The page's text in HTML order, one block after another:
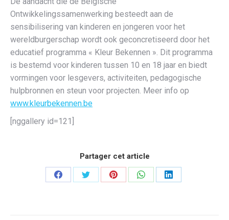
Ontwikkelingssamenwerking besteedt aan de
sensibilisering van kinderen en jongeren voor het
wereldburgerschap wordt ook geconcretiseerd door het
educatief programma « Kleur Bekennen ». Dit programma
is bestemd voor kinderen tussen 10 en 18 jaar en biedt
vormingen voor lesgevers, activiteiten, pedagogische
hulpbronnen en steun voor projecten. Meer info op
www.kleurbekennen.be
[nggallery id=121]
Partager cet article
PartagerPartagerPartagerPartagerPartager